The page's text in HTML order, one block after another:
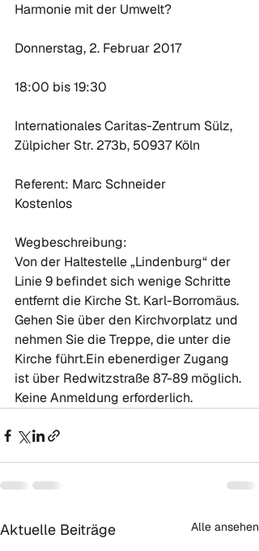
Harmonie mit der Umwelt?
Donnerstag, 2. Februar 2017
18:00 bis 19:30
Internationales Caritas-Zentrum Sülz,
Zülpicher Str. 273b, 50937 Köln
Referent: Marc Schneider
Kostenlos
Wegbeschreibung:
Von der Haltestelle „Lindenburg“ der
Linie 9 befindet sich wenige Schritte
entfernt die Kirche St. Karl-Borromäus.
Gehen Sie über den Kirchvorplatz und
nehmen Sie die Treppe, die unter die
Kirche führt.Ein ebenerdiger Zugang
ist über Redwitzstraße 87-89 möglich.
Keine Anmeldung erforderlich.
Aktuelle Beiträge Alle ansehen